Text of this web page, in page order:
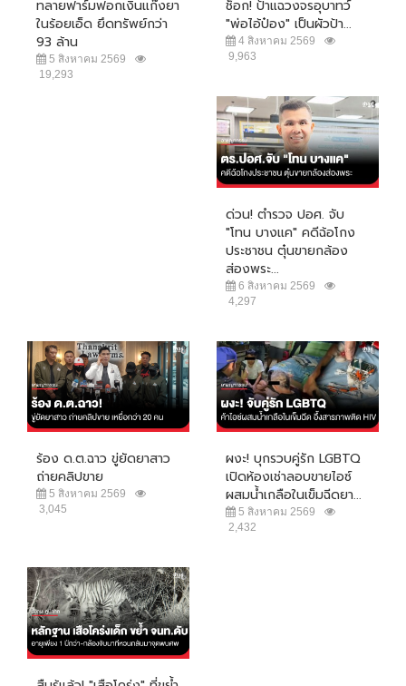
ทลายฟาร์มฟอกเงินแก๊งยา
ในร้อยเอ็ด ยึดทรัพย์กว่า
93 ล้าน
5 สิงหาคม 2569
19,293
ช็อก! ป้าแฉวงจรอุบาทว์
"พ่อไอ้ป๋อง" เป็นผัวป้า...
4 สิงหาคม 2569
9,963
ด่วน! ตำรวจ ปอศ. จับ
"โทน บางแค" คดีฉ้อโกง
ประชาชน ตุ๋นขายกล้อง
ส่องพระ...
6 สิงหาคม 2569
4,297
ร้อง ด.ต.ฉาว ขู่ยัดยาสาว
ถ่ายคลิปขาย
5 สิงหาคม 2569
3,045
ผงะ! บุกรวบคู่รัก LGBTQ
เปิดห้องเช่าลอบขายไอซ์
ผสมน้ำเกลือในเข็มฉีดยา...
5 สิงหาคม 2569
2,432